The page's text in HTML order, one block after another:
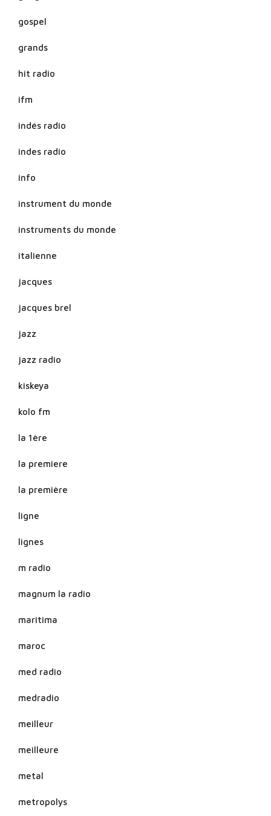
gospel
grands
hit radio
ifm
indés radio
indes radio
info
instrument du monde
instruments du monde
italienne
jacques
jacques brel
jazz
jazz radio
kiskeya
kolo fm
la 1ère
la premiere
la première
ligne
lignes
m radio
magnum la radio
maritima
maroc
med radio
medradio
meilleur
meilleure
metal
metropolys